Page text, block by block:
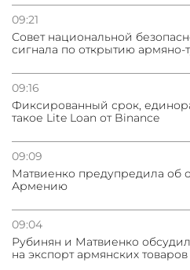
09:21
Совет национальной
сигнала по открытию
09:16
Фиксированный срок,
такое Lite Loan от Binance
09:09
Матвиенко предупредила об
Армению
09:04
Рубинян и Матвиенко
на экспорт армянских